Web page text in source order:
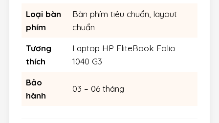
Loại bàn
phím
Bàn phím tiêu chuẩn, layout
chuẩn
Tương
thích
Laptop HP EliteBook Folio
1040 G3
Bảo
hành
03 – 06 tháng